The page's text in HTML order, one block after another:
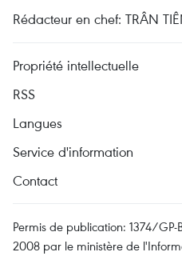
Rédacteur en chef: TRÂN
Propriété intellectuelle
RSS
Langues
Service d'information
Contact
Permis de publication: 1374/GP-
2008 par le ministère de